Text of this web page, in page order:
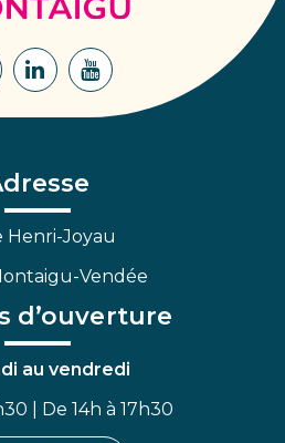
Montaigu
Lien
Lien
Henri-Joyau
Vendée
d’ouverture
au vendredi
| De 14h à 17h30